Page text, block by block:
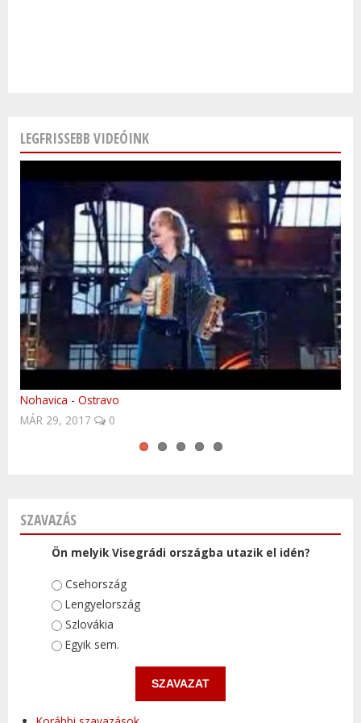
LEGFRISSEBB VIDEÓINK
Nohavica - Ostravo
MÁR 29, 2017
0
Easy to be finished?
JAN 10, 2016
0
Volvo Trucks platooning first time in Central-Europe
10 látnivaló Csehországból (angol nyelvű)
Baba blues
SZAVAZÁS
Ön melyik Visegrádi országba utazik el idén?
Választások
Csehország
Lengyelország
Szlovákia
Egyik sem.